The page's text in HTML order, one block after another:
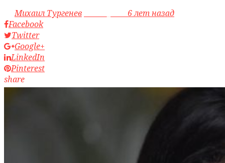
byМихаил Тургенев
6 лет назад
Facebook
Twitter
Google+
LinkedIn
Pinterest
share